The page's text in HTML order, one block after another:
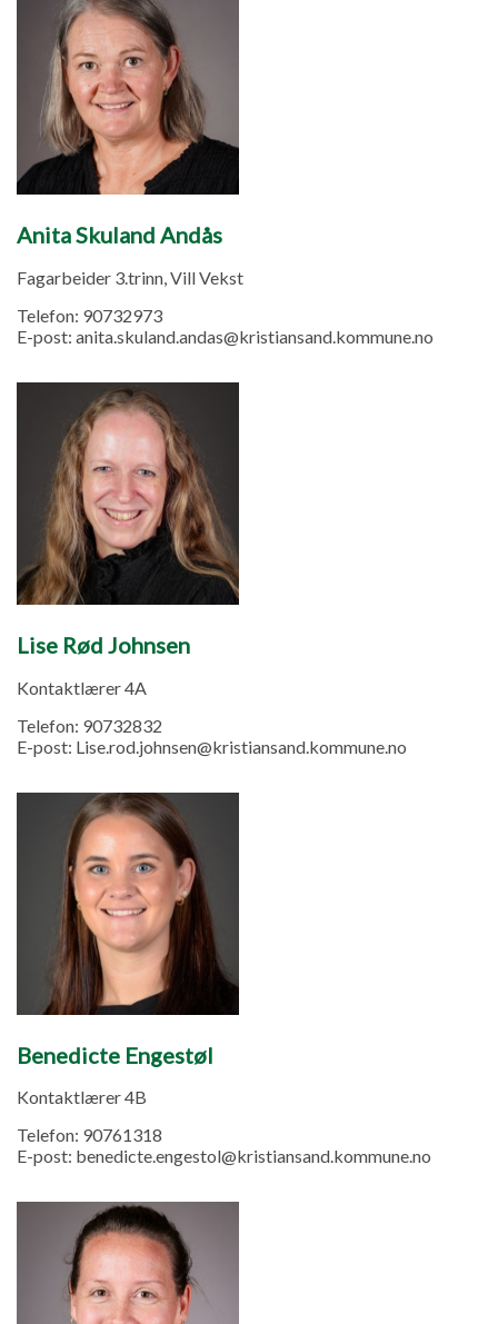
Anita Skuland Andås
Fagarbeider 3.trinn, Vill Vekst
Telefon: 90732973
E-post: anita.skuland.andas@kristiansand.kommune.no
Lise Rød Johnsen
Kontaktlærer 4A
Telefon: 90732832
E-post: Lise.rod.johnsen@kristiansand.kommune.no
Benedicte Engestøl
Kontaktlærer 4B
Telefon: 90761318
E-post: benedicte.engestol@kristiansand.kommune.no